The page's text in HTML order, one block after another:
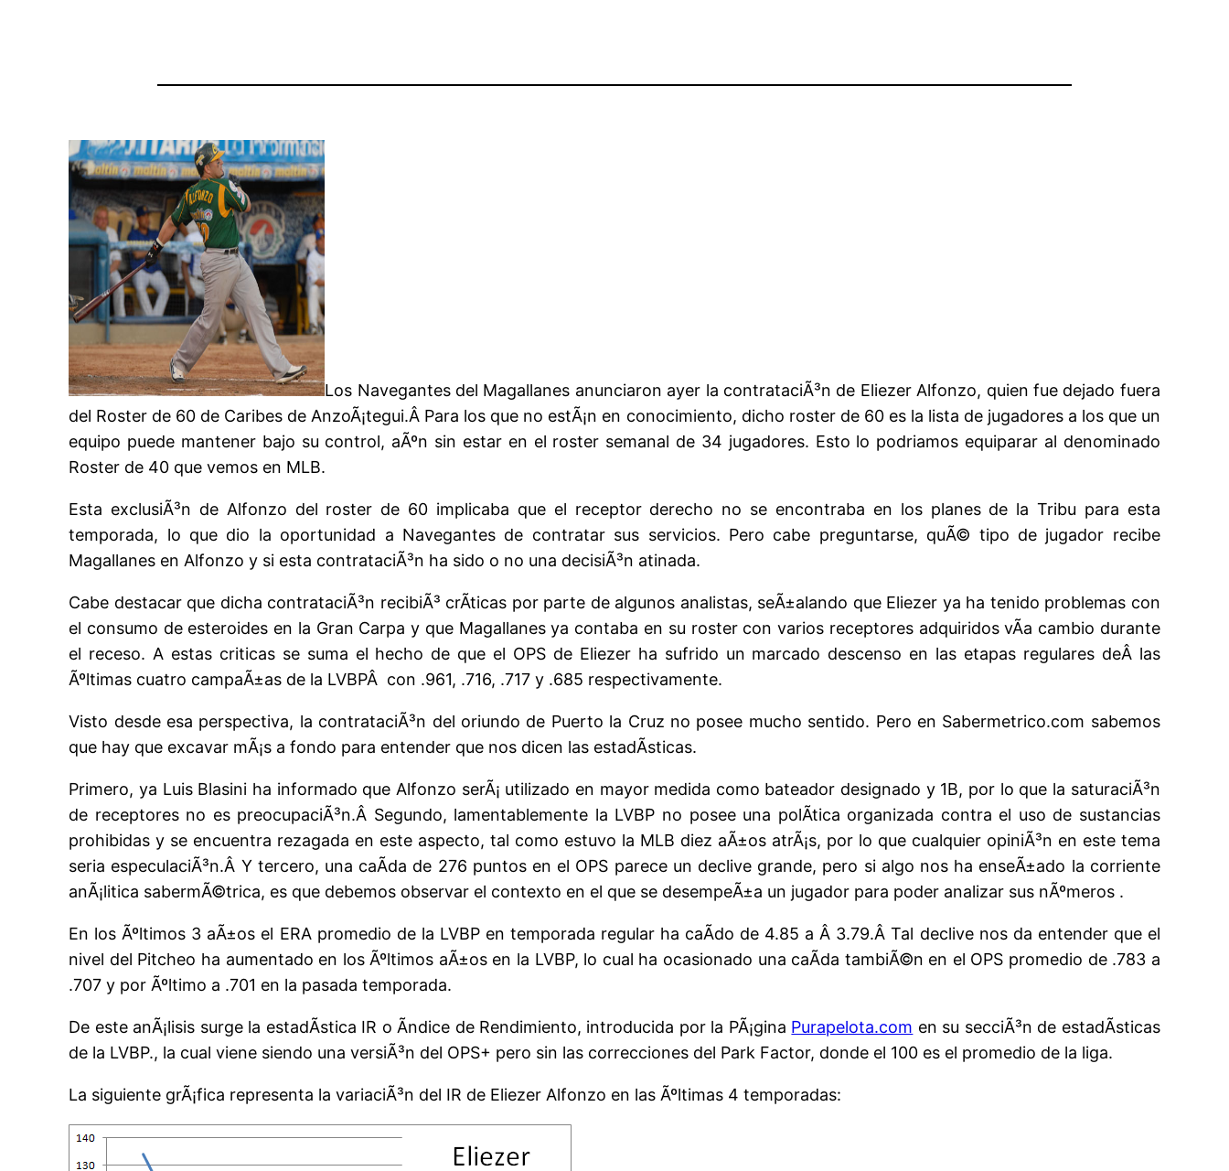
Los Navegantes del Magallanes anunciaron ayer la contrataciÃ³n de Eliezer Alfonzo, quien fue dejado fuera
del Roster de 60 de Caribes de AnzoÃ¡tegui.Â Para los que no estÃ¡n en conocimiento, dicho roster de 60 es la lista de jugadores a los que un
equipo puede mantener bajo su control, aÃºn sin estar en el roster semanal de 34 jugadores. Esto lo podriamos equiparar al denominado
Roster de 40 que vemos en MLB.
Esta exclusiÃ³n de Alfonzo del roster de 60 implicaba que el receptor derecho no se encontraba en los planes de la Tribu para esta
temporada, lo que dio la oportunidad a Navegantes de contratar sus servicios. Pero cabe preguntarse, quÃ© tipo de jugador recibe
Magallanes en Alfonzo y si esta contrataciÃ³n ha sido o no una decisiÃ³n atinada.
Cabe destacar que dicha contrataciÃ³n recibiÃ³ crÃ­ticas por parte de algunos analistas, seÃ±alando que Eliezer ya ha tenido problemas con
el consumo de esteroides en la Gran Carpa y que Magallanes ya contaba en su roster con varios receptores adquiridos vÃ­a cambio durante
el receso. A estas criticas se suma el hecho de que el OPS de Eliezer ha sufrido un marcado descenso en las etapas regulares deÂ las
Ãºltimas cuatro campaÃ±as de la LVBPÂ con .961, .716, .717 y .685 respectivamente.
Visto desde esa perspectiva, la contrataciÃ³n del oriundo de Puerto la Cruz no posee mucho sentido. Pero en Sabermetrico.com sabemos
que hay que excavar mÃ¡s a fondo para entender que nos dicen las estadÃ­sticas.
Primero, ya Luis Blasini ha informado que Alfonzo serÃ¡ utilizado en mayor medida como bateador designado y 1B, por lo que la saturaciÃ³n
de receptores no es preocupaciÃ³n.Â Segundo, lamentablemente la LVBP no posee una polÃ­tica organizada contra el uso de sustancias
prohibidas y se encuentra rezagada en este aspecto, tal como estuvo la MLB diez aÃ±os atrÃ¡s, por lo que cualquier opiniÃ³n en este tema
seria especulaciÃ³n.Â Y tercero, una caÃ­da de 276 puntos en el OPS parece un declive grande, pero si algo nos ha enseÃ±ado la corriente
anÃ¡litica sabermÃ©trica, es que debemos observar el contexto en el que se desempeÃ±a un jugador para poder analizar sus nÃºmeros .
En los Ãºltimos 3 aÃ±os el ERA promedio de la LVBP en temporada regular ha caÃ­do de 4.85 a Â 3.79.Â Tal declive nos da entender que el
nivel del Pitcheo ha aumentado en los Ãºltimos aÃ±os en la LVBP, lo cual ha ocasionado una caÃ­da tambiÃ©n en el OPS promedio de .783 a
.707 y por Ãºltimo a .701 en la pasada temporada.
De este anÃ¡lisis surge la estadÃ­stica IR o Ãndice de Rendimiento, introducida por la PÃ¡gina Purapelota.com en su secciÃ³n de estadÃ­sticas
de la LVBP., la cual viene siendo una versiÃ³n del OPS+ pero sin las correcciones del Park Factor, donde el 100 es el promedio de la liga.
La siguiente grÃ¡fica representa la variaciÃ³n del IR de Eliezer Alfonzo en las Ãºltimas 4 temporadas: